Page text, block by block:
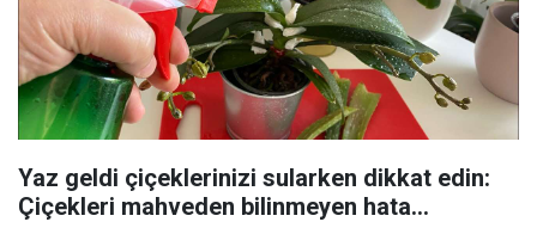
Yaz geldi çiçeklerinizi sularken dikkat edin:
Çiçekleri mahveden bilinmeyen hata...